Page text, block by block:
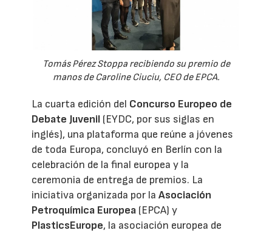
Tomás Pérez Stoppa recibiendo su premio de
manos de Caroline Ciuciu, CEO de EPCA.
La cuarta edición del Concurso Europeo de
Debate Juvenil (EYDC, por sus siglas en
inglés), una plataforma que reúne a jóvenes
de toda Europa, concluyó en Berlín con la
celebración de la final europea y la
ceremonia de entrega de premios. La
iniciativa organizada por laAsociación
Petroquímica Europea (EPCA) y
PlasticsEurope, la asociación europea de